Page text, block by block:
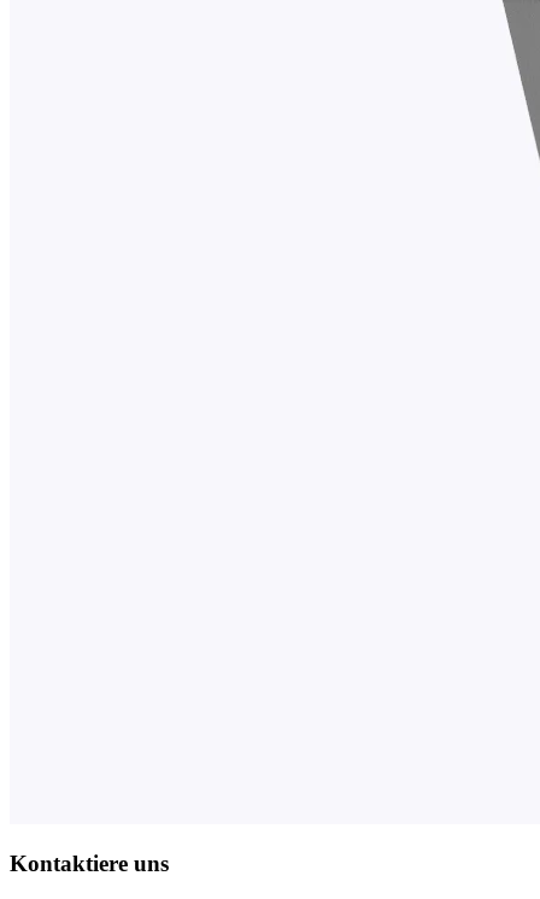
Kontaktiere uns